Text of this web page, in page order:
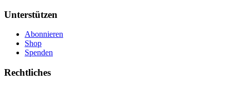
Unterstützen
Abonnieren
Shop
Spenden
Rechtliches